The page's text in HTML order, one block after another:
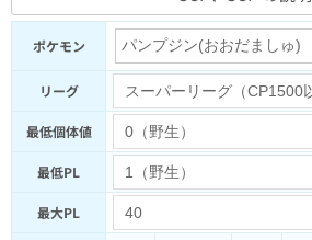
ポケモン
リーグ
最低個体値
最低PL
最大PL